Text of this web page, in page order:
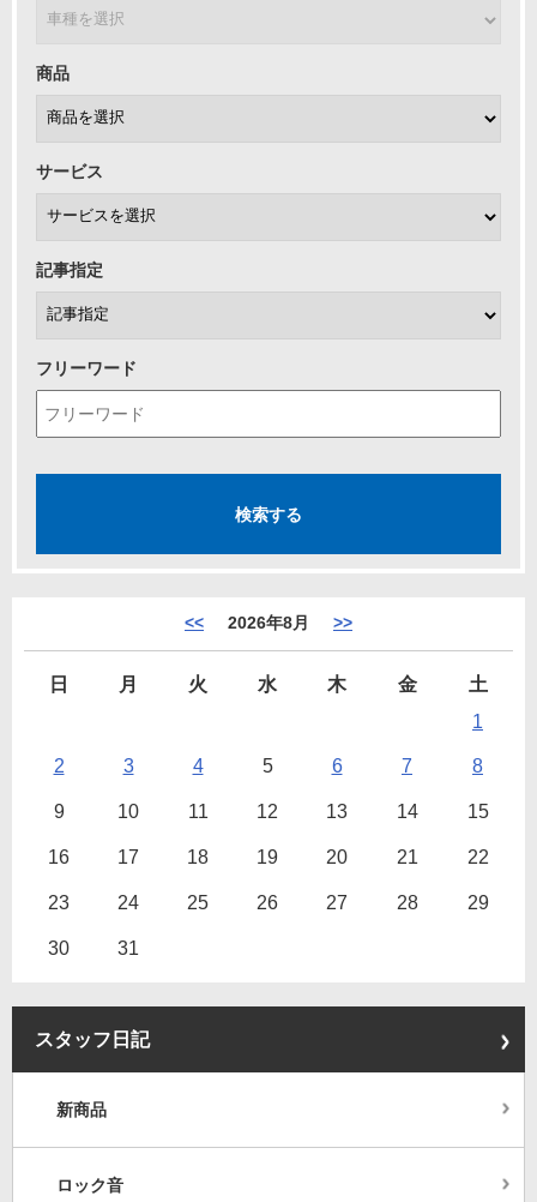
商品
サービス
記事指定
フリーワード
<< 2026年8月 >>
日 月 火 水 木 金
土
1
2 3 4 5 6 7 8
9 10 11 12 13 14 15
16 17 18 19 20 21 22
23 24 25 26 27 28 29
30 31
スタッフ日記
新商品
ロック音